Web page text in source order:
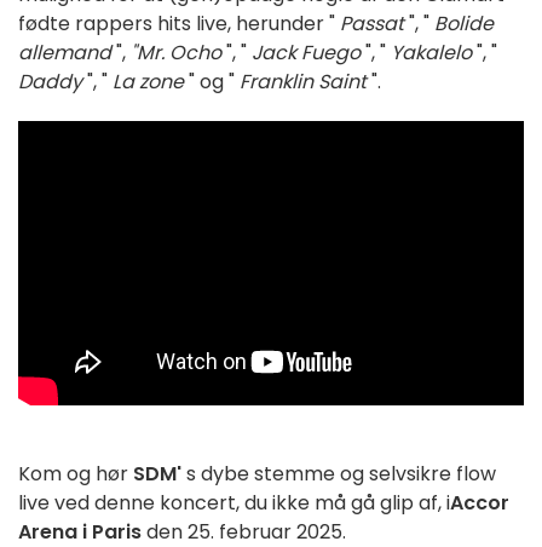
fødte rappers hits live, herunder " Passat", " Bolide
allemand", "Mr. Ocho", " Jack Fuego", " Yakalelo", "
Daddy", " La zone" og " Franklin Saint".
Kom og hør SDM's dybe stemme og selvsikre flow
live ved denne koncert, du ikke må gå glip af, iAccor
Arena i Parisden 25. februar 2025.